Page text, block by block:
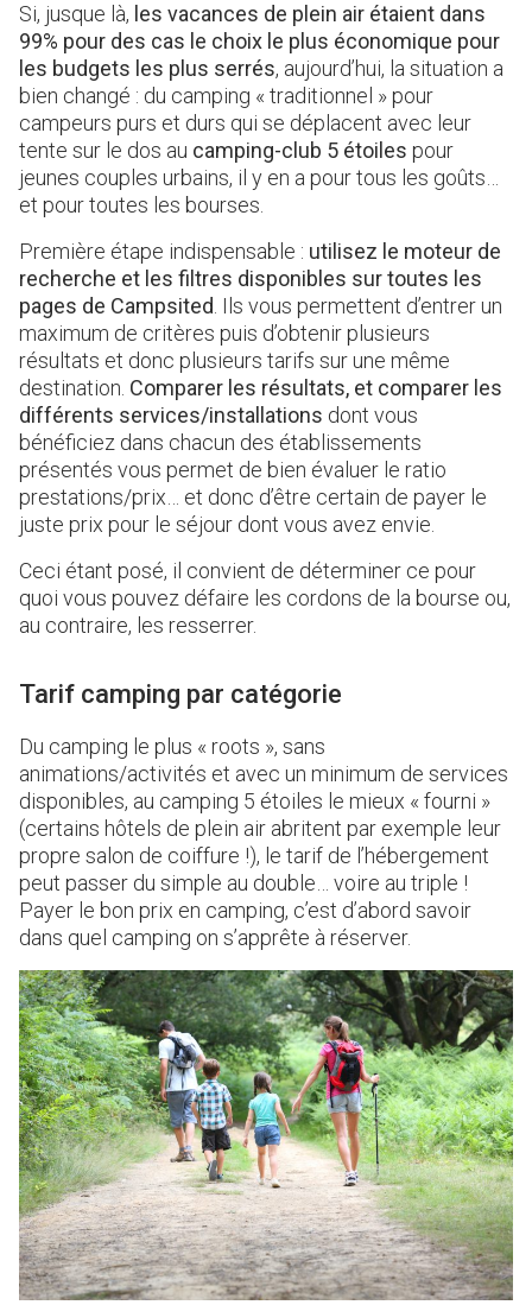
Si, jusque là, les vacances de plein air étaient dans
99% pour des cas le choix le plus économique pour
les budgets les plus serrés, aujourd’hui, la situation a
bien changé : du camping « traditionnel » pour
campeurs purs et durs qui se déplacent avec leur
tente sur le dos au camping-club 5 étoiles pour
jeunes couples urbains, il y en a pour tous les goûts…
et pour toutes les bourses.
Première étape indispensable : utilisez le moteur de
recherche et les filtres disponibles sur toutes les
pages de Campsited . Ils vous permettent d’entrer un
maximum de critères puis d’obtenir plusieurs
résultats et donc plusieurs tarifs sur une même
destination. Comparer les résultats, et comparer les
différents services/installations dont vous
bénéficiez dans chacun des établissements
présentés vous permet de bien évaluer le ratio
prestations/prix… et donc d’être certain de payer le
juste prix pour le séjour dont vous avez envie.
Ceci étant posé, il convient de déterminer ce pour
quoi vous pouvez défaire les cordons de la bourse ou,
au contraire, les resserrer.
Tarif camping par catégorie
Du camping le plus « roots », sans
animations/activités et avec un minimum de services
disponibles, au camping 5 étoiles le mieux « fourni »
(certains hôtels de plein air abritent par exemple leur
propre salon de coiffure !), le tarif de l’hébergement
peut passer du simple au double… voire au triple !
Payer le bon prix en camping, c’est d’abord savoir
dans quel camping on s’apprête à réserver.